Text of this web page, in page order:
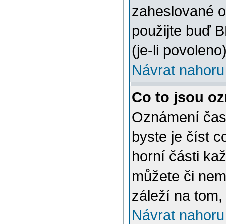
zaheslované
použijte buď
(je-li
Návrat nahoru
Co to jsou
Oznámení
byste je číst
horní části
můžete či
záleží na
Návrat nahoru